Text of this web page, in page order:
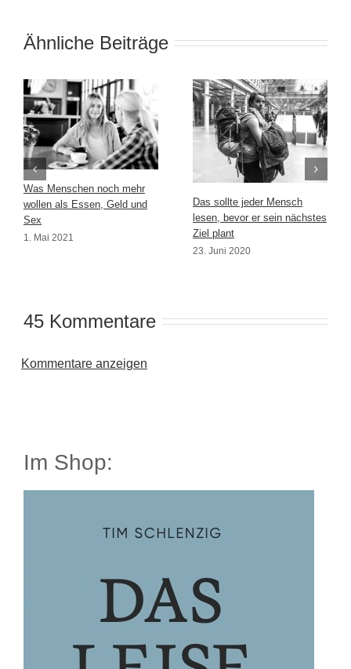
Ähnliche Beiträge
Was Menschen noch mehr
wollen als Essen, Geld und
Sex
1. Mai 2021
Das sollte jeder Mensch
lesen, bevor er sein nächstes
Ziel plant
23. Juni 2020
45 Kommentare
Kommentare anzeigen
Im Shop: